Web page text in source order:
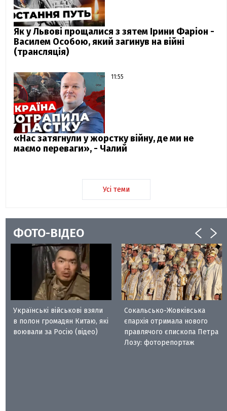
Як у Львові прощалися з зятем Ірини Фаріон -
Василем Особою, який загинув на війні
(трансляція)
11:55
«Нас затягнули у жорстку війну, де ми не
маємо переваги», - Чалий
Усі теми
ФОТО-ВІДЕО
Українські військові взяли
в полон громадян Китаю, які
воювали за Росію (відео)
Сокальсько-Жовківська
єпархія отримала нового
правлячого єпископа Петра
Лозу: фоторепортаж